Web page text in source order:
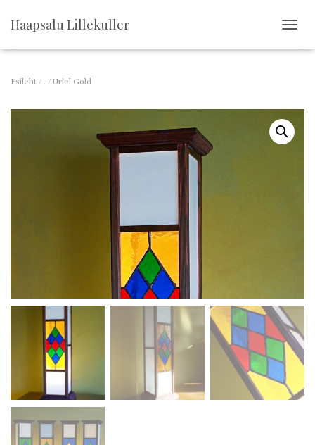
Haapsalu Lillekuller
O
A
V
Esileht / . / Uriel Gold